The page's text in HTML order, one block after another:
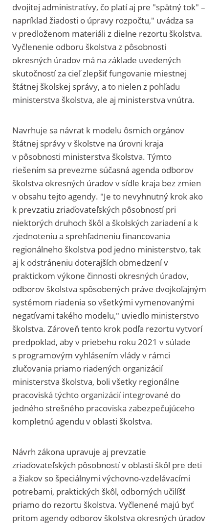
dvojitej administratívy, čo platí aj pre "spätný tok" –
napríklad žiadosti o úpravy rozpočtu," uvádza sa
v predloženom materiáli z dielne rezortu školstva.
Vyčlenenie odboru školstva z pôsobnosti
okresných úradov má na základe uvedených
skutočností za cieľ zlepšiť fungovanie miestnej
štátnej školskej správy, a to nielen z pohľadu
ministerstva školstva, ale aj ministerstva vnútra.
Navrhuje sa návrat k modelu ôsmich orgánov
štátnej správy v školstve na úrovni kraja
v pôsobnosti ministerstva školstva. Týmto
riešením sa prevezme súčasná agenda odborov
školstva okresných úradov v sídle kraja bez zmien
v obsahu tejto agendy. "Je to nevyhnutný krok ako
k prevzatiu zriaďovateľských pôsobností pri
niektorých druhoch škôl a školských zariadení a k
zjednoteniu a sprehľadneniu financovania
regionálneho školstva pod jedno ministerstvo, tak
aj k odstráneniu doterajších obmedzení v
praktickom výkone činnosti okresných úradov,
odborov školstva spôsobených práve dvojkoľajným
systémom riadenia so všetkými vymenovanými
negatívami takého modelu," uviedlo ministerstvo
školstva. Zároveň tento krok podľa rezortu vytvorí
predpoklad, aby v priebehu roku 2021 v súlade
s programovým vyhlásením vlády v rámci
zlučovania priamo riadených organizácií
ministerstva školstva, boli všetky regionálne
pracoviská týchto organizácií integrované do
jedného strešného pracoviska zabezpečujúceho
kompletnú agendu v oblasti školstva.
Návrh zákona upravuje aj prevzatie
zriaďovateľských pôsobností v oblasti škôl pre deti
a žiakov so špeciálnymi výchovno-vzdelávacími
potrebami, praktických škôl, odborných učilíšť
priamo do rezortu školstva. Vyčlenené majú byť
pritom agendy odborov školstva okresných úradov